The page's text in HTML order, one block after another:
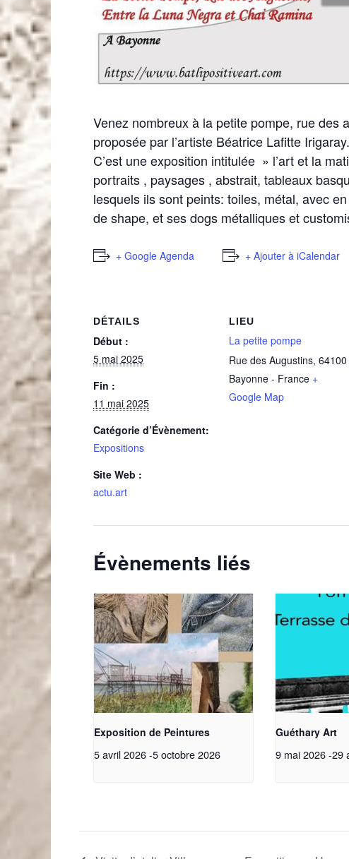
Venez nombreux à la petite pompe, rue des
proposée par l’artiste Béatrice Lafitte Irigaray.
C’est une exposition intitulée » l’art et la
portraits , paysages , abstrait, tableaux
lesquels ils sont peints: toiles, métal, avec
de shape, et ses dogs métalliques et
+ Google Agenda + Ajouter à iCalendar
DÉTAILS
Début :
5 mai 2025
Fin :
11 mai 2025
Catégorie d’Évènement:
Expositions
Site Web :
actu.art
LIEU
La petite pompe
Rue des Augustins, 64100
Bayonne - France +
Google Map
Évènements liés
Exposition de Peintures
5 avril 2026-5 octobre 2026
Guéthary Art
9 mai 2026 -29